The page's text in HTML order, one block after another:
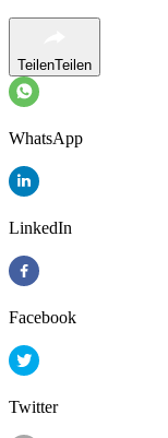
TeilenTeilen
WhatsApp
LinkedIn
Facebook
Twitter